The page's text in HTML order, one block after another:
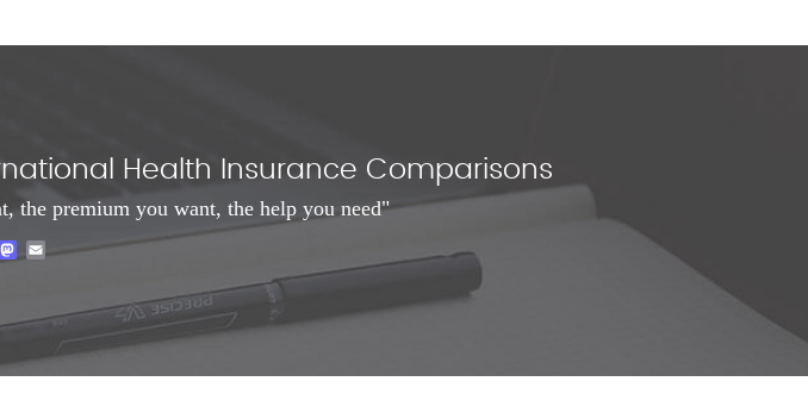
Health Insurance Comparisons
the premium you want, the help you need"
Mastodon